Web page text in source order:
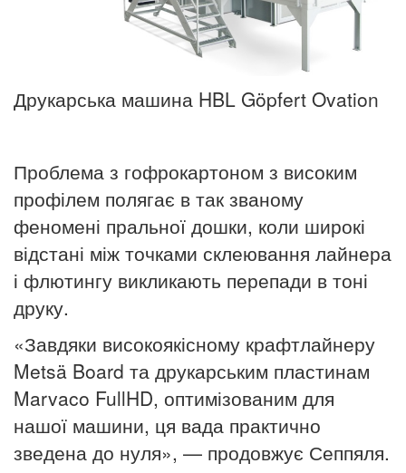
Друкарська машина HBL Göpfert Ovation
Проблема з гофрокартоном з високим
профілем полягає в так званому
феномені пральної дошки, коли широкі
відстані між точками склеювання лайнера
і флютингу викликають перепади в тоні
друку.
«Завдяки високоякісному крафтлайнеру
Metsä Board та друкарським пластинам
Marvaco FullHD, оптимізованим для
нашої машини, ця вада практично
зведена до нуля», — продовжує Сеппяля.